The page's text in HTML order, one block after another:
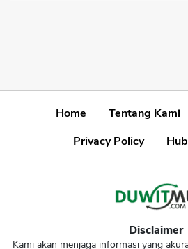
Home Tentang Kami
Privacy Policy
Disclaimer
Kami akan menjaga informasi yang